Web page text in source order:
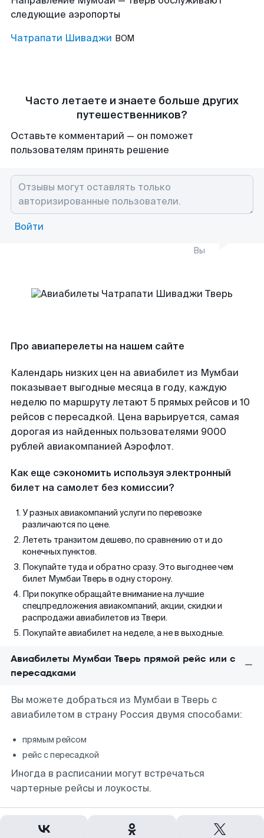
следующие аэропорты
Чатрапати Шиваджи BOM
Часто летаете и знаете больше других
путешественников?
Оставьте комментарий — он поможет
пользователям принять решение
Войти
Вы
Про авиаперелеты на нашем сайте
Календарь низких цен на авиабилет из Мумбаи
показывает выгодные месяца в году, каждую
неделю по маршруту летают 5 прямых рейсов и 10
рейсов с пересадкой. Цена варьируется, самая
дорогая из найденных пользователями 9000
рублей авиакомпанией Аэрофлот.
Как еще сэкономить используя электронный
билет на самолет без комиссии?
У разных авиакомпаний услуги по перевозке
различаются по цене.
Лететь транзитом дешево, по сравнению от и до
конечных пунктов.
Покупайте туда и обратно сразу. Это выгоднее чем
билет Мумбаи Тверь в одну сторону.
При покупке обращайте внимание на лучшие
спецпредложения авиакомпаний, акции, скидки и
распродажи авиабилетов из Твери.
Покупайте авиабилет на неделе, а не в выходные.
Авиабилеты Мумбаи Тверь прямой рейс или с
пересадками
Вы можете добраться из Мумбаи в Тверь с
авиабилетом в страну Россия двумя способами:
прямым рейсом
рейс с пересадкой
Иногда в расписании могут встречаться
чартерные рейсы и лоукосты.